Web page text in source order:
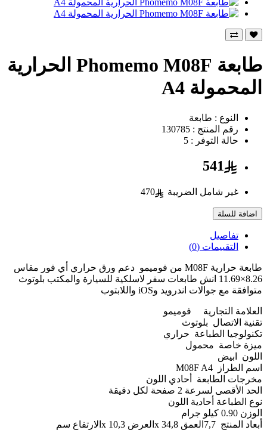
طابعة Phomemo M08F الحرارية
المحمولة A4
النوع : طابعة
رقم المنتج : 130785
حالة التوفر : 5
541
غير شامل الضريبة 470
اضافة للسلة
تفاصيل
التقييمات (0)
طابعة حرارية M08F من فوميمو دعم ورق حراري أي فور مقاس
8.26×11.69 انش طابعات سفر لاسلكية للسيارة والمكتب بلوتوث
متوافقة مع جوالات اندرويد وiOS واللابتوب
العلامة التجارية فوميمو
تقنية الاتصال بلوتوث
تكنولوجيا الطباعة حراري
ميزة خاصة محمول
اللون ابيض
اسم الطراز M08F A4
مخرجات الطابعة أحادي اللون
الحد الأقصى لسرعة 2 صفحة لكل دقيقة
نوع الطباعة أحادية اللون
الوزن 0.90 كيلو جرام
أبعاد المنتج 7,7العمق x 34,8العرض x 10,3الارتفاع سم